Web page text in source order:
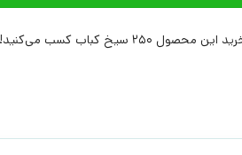
این محصول 250 سیخ کباب کسب می‌کنید!